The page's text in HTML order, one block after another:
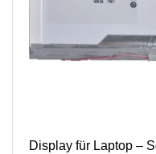
Display für Laptop –